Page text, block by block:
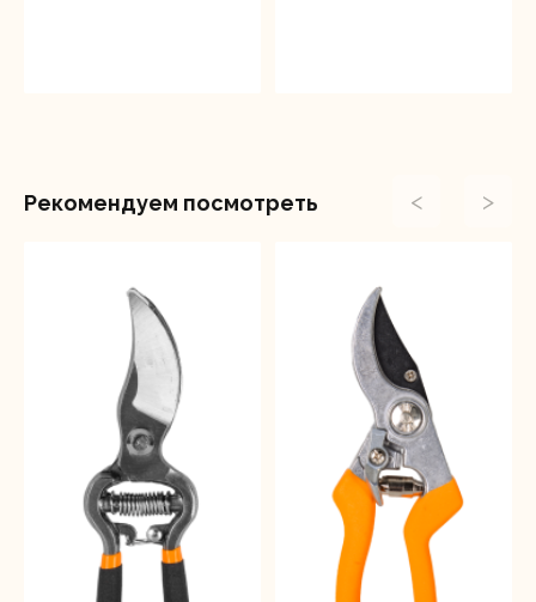
Рекомендуем посмотреть < >